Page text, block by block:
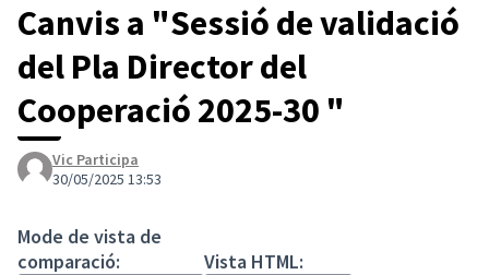
Canvis a "Sessió de validació
del Pla Director del
Cooperació 2025-30 "
Vic Participa
30/05/2025 13:53
Mode de vista de
comparació:
Vista HTML: